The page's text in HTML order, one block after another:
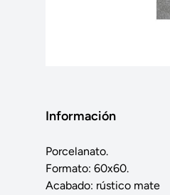
Información
Porcelanato.
Formato: 60x60.
Acabado: rústico mate